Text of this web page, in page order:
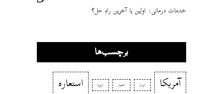
خدمات درمانی: اولین یا آخرین راهِ حل؟
برچسب‌ها
آمریکا ابزار اخبار اروپا
استعاره